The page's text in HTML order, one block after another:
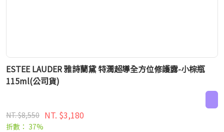
ESTEE LAUDER 雅詩蘭黛 特潤超導全方位修護露-小棕瓶
115ml(公司貨)
NT. $8,550 NT. $3,180
折數： 37%